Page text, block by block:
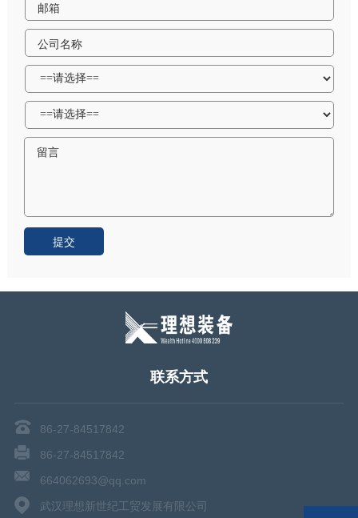
邮箱
公司名称
留言
联系方式
86-27-84517842
86-27-84517842
664062693@qq.com
武汉理想新世纪工贸发展有限公司